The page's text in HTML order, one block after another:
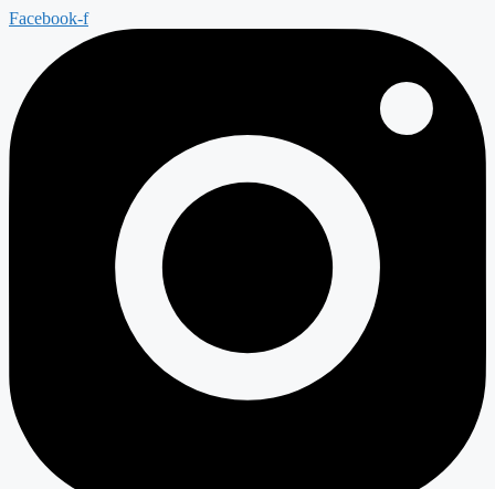
Facebook-f